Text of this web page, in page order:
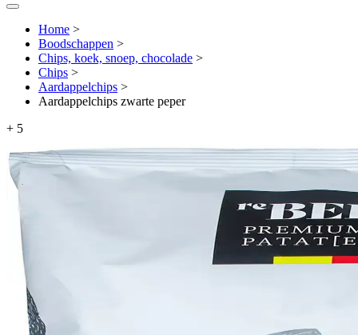
Home >
Boodschappen >
Chips, koek, snoep, chocolade >
Chips >
Aardappel­chips >
Aardappelchips zwarte peper
+ 5